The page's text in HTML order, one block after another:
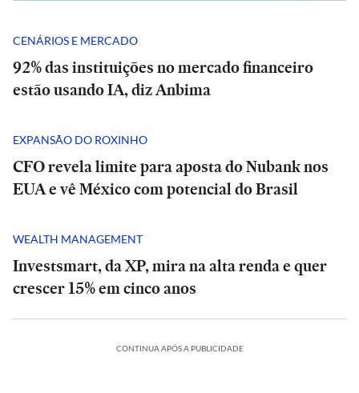
CENÁRIOS E MERCADO
92% das instituições no mercado financeiro
estão usando IA, diz Anbima
EXPANSÃO DO ROXINHO
CFO revela limite para aposta do Nubank nos
EUA e vê México com potencial do Brasil
WEALTH MANAGEMENT
Investsmart, da XP, mira na alta renda e quer
crescer 15% em cinco anos
CONTINUA APÓS A PUBLICIDADE